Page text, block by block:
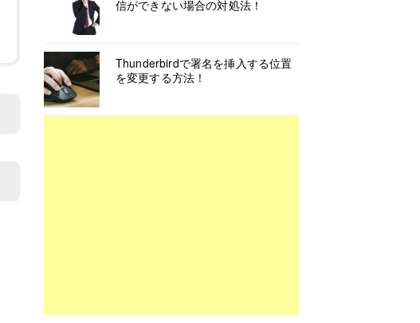
信ができない場合の対処法！
Thunderbirdで署名を挿入する位置
を変更する方法！